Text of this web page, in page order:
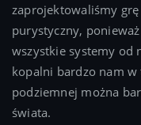
zaprojektowaliśmy
purystyczny,
wszystkie systemy od
kopalni bardzo nam w
podziemnej można
świata.